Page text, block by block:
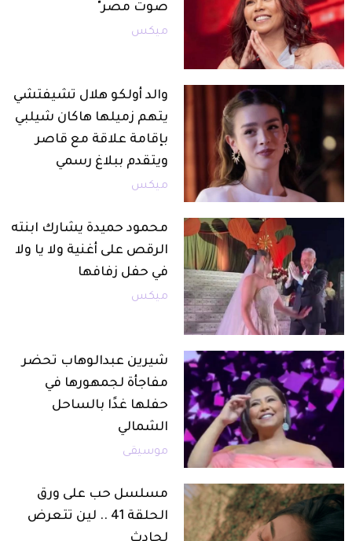
صوت مصر"
ميكس
والد أولكو هلال تشيفتشي
يتهم زميلها هاكان شيلبي
بإقامة علاقة مع قاصر
ويتقدم ببلاغ رسمي
ميكس
محمود حميدة يشارك ابنته
الرقص على أغنية ولا يا ولا
في حفل زفافها
ميكس
شيرين عبدالوهاب تحضر
مفاجأة لجمهورها في
حفلها غدًا بالساحل
الشمالي
موسيقى
مسلسل حب على ورق
الحلقة 41 .. لين تتعرض